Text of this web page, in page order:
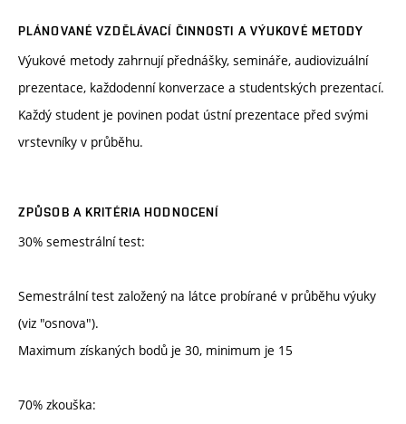
PLÁNOVANÉ VZDĚLÁVACÍ ČINNOSTI A VÝUKOVÉ METODY
Výukové metody zahrnují přednášky, semináře, audiovizuální
prezentace, každodenní konverzace a studentských prezentací.
Každý student je povinen podat ústní prezentace před svými
vrstevníky v průběhu.
ZPŮSOB A KRITÉRIA HODNOCENÍ
30% semestrální test:
Semestrální test založený na látce probírané v průběhu výuky
(viz "osnova").
Maximum získaných bodů je 30, minimum je 15
70% zkouška: